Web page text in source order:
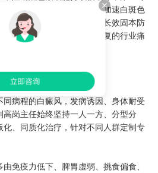
患处黑色素细胞分裂增殖，加速白斑色
西医快速控白止损，中医长效固本防
决单一治疗见效慢、易反复的行业痛
人群白斑康复需求
病程的白癜风，发病诱因、身体耐受
高岗主任始终坚持一人一方、分型分
、同质化治疗，针对不同人群定制专
免疫力低下、脾胃虚弱、挑食偏食、